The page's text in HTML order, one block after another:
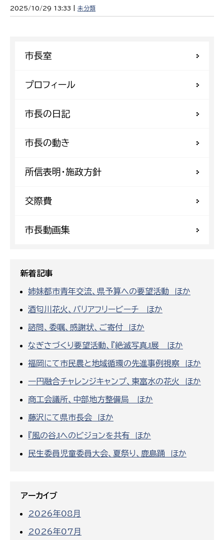
2025/10/29 13:33 | 未分類
市長室
プロフィール
市長の日記
市長の動き
所信表明・施政方針
交際費
市長動画集
新着記事
姉妹都市青年交流、県予算への要望活動 ほか
酒匂川花火、バリアフリービーチ ほか
諮問、委嘱、感謝状、ご寄付 ほか
なぎさづくり要望活動、『絶滅写真』展 ほか
福岡にて市民農と地域循環の先進事例視察 ほか
一円融合チャレンジキャンプ、東富水の花火 ほか
商工会議所、中部地方整備局 ほか
藤沢にて県市長会 ほか
『風の谷』へのビジョンを共有 ほか
民生委員児童委員大会、夏祭り、鹿島踊 ほか
アーカイブ
2026年08月
2026年07月